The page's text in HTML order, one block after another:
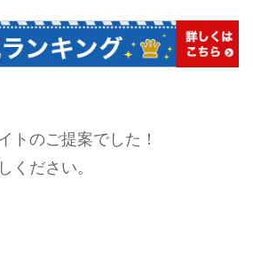
トのご提案でした！
ください。